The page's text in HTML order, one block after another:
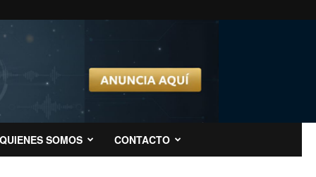
QUIENES SOMOS CONTACTO